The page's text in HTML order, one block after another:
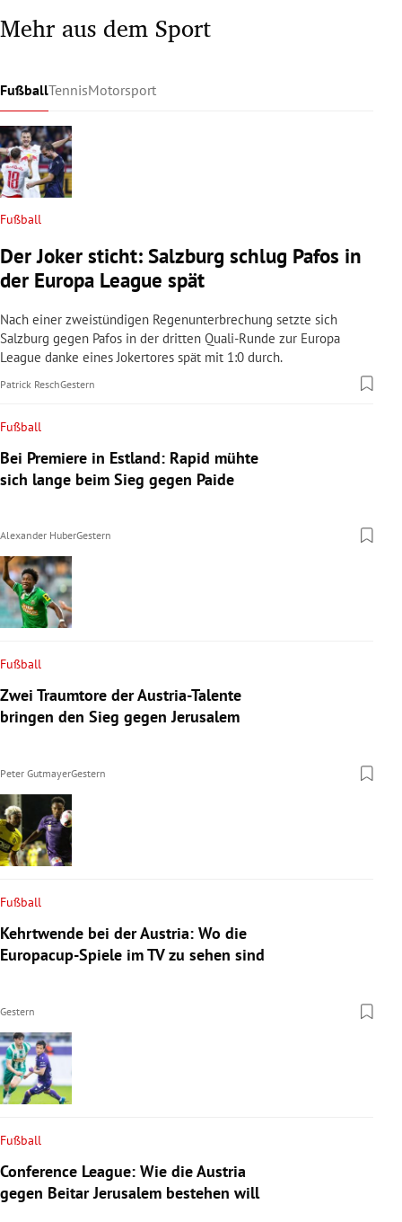
Mehr aus dem Sport
FußballTennisMotorsport
Fußball
Der Joker sticht: Salzburg schlug Pafos in
der Europa League spät
Nach einer zweistündigen Regenunterbrechung setzte sich
Salzburg gegen Pafos in der dritten Quali-Runde zur Europa
League danke eines Jokertores spät mit 1:0 durch.
Patrick ReschGestern
Fußball
Bei Premiere in Estland: Rapid mühte
sich lange beim Sieg gegen Paide
Alexander HuberGestern
Fußball
Zwei Traumtore der Austria-Talente
bringen den Sieg gegen Jerusalem
Peter GutmayerGestern
Fußball
Kehrtwende bei der Austria: Wo die
Europacup-Spiele im TV zu sehen sind
Gestern
Fußball
Conference League: Wie die Austria
gegen Beitar Jerusalem bestehen will